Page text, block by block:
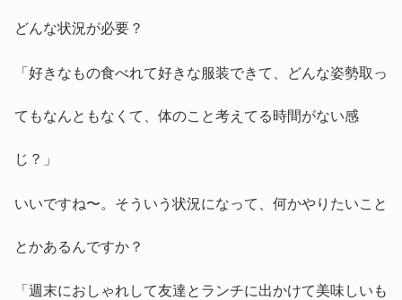
どんな状況が必要？
「好きなもの食べれて好きな服装できて、どんな姿勢取っ
てもなんともなくて、体のこと考えてる時間がない感
じ？」
いいですね〜。そういう状況になって、何かやりたいこと
とかあるんですか？
「週末におしゃれして友達とランチに出かけて美味しいも